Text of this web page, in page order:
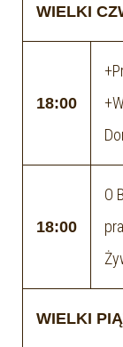
WIELKI
18:00
18:00
O
WIELKI